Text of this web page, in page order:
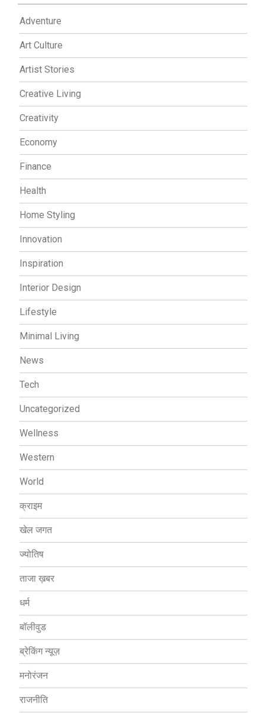
Adventure
Art Culture
Artist Stories
Creative Living
Creativity
Economy
Finance
Health
Home Styling
Innovation
Inspiration
Interior Design
Lifestyle
Minimal Living
News
Tech
Uncategorized
Wellness
Western
World
क्राइम
खेल जगत
ज्योतिष
ताजा ख़बर
धर्म
बॉलीवुड
ब्रेकिंग न्यूज़
मनोरंजन
राजनीति